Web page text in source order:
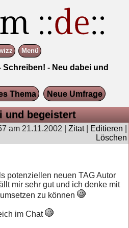
Menü
Schreiben! - Neu dabei und
Thema Neue Umfrage
und begeistert
am 21.11.2002 | Zitat| Editieren
Löschen
potenziellen neuen TAG Autor
mir sehr gut und ich denke mit
zu können
im Chat